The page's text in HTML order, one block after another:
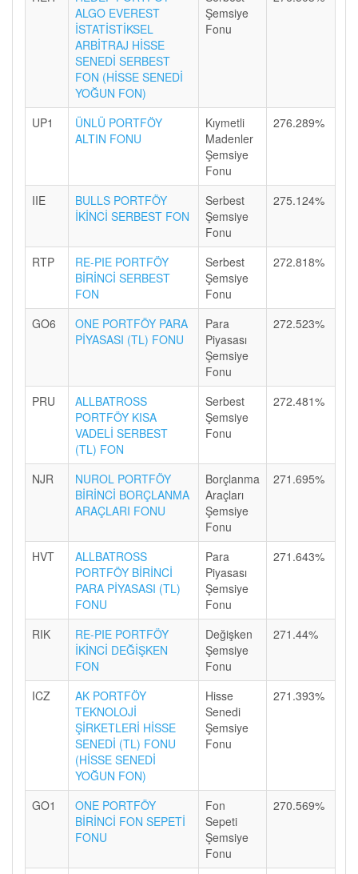
ALGO EVEREST
İSTATİSTİKSEL
ARBİTRAJ HİSSE
SENEDİ SERBEST
FON (HİSSE SENEDİ
YOĞUN FON)
Şemsiye
Fonu
UP1
ÜNLÜ PORTFÖY
ALTIN FONU
Kıymetli
Madenler
Şemsiye
Fonu
276.289%
IIE
BULLS PORTFÖY
İKİNCİ SERBEST FON
Serbest
Şemsiye
Fonu
275.124%
RTP
RE-PIE PORTFÖY
BİRİNCİ SERBEST
FON
Serbest
Şemsiye
Fonu
272.818%
GO6
ONE PORTFÖY PARA
PİYASASI (TL) FONU
Para
Piyasası
Şemsiye
Fonu
272.523%
PRU
ALLBATROSS
PORTFÖY KISA
VADELİ SERBEST
(TL) FON
Serbest
Şemsiye
Fonu
272.481%
NJR
NUROL PORTFÖY
BİRİNCİ BORÇLANMA
ARAÇLARI FONU
Borçlanma
Araçları
Şemsiye
Fonu
271.695%
HVT
ALLBATROSS
PORTFÖY BİRİNCİ
PARA PİYASASI (TL)
FONU
Para
Piyasası
Şemsiye
Fonu
271.643%
RIK
RE-PIE PORTFÖY
İKİNCİ DEĞİŞKEN
FON
Değişken
Şemsiye
Fonu
271.44%
ICZ
AK PORTFÖY
TEKNOLOJİ
ŞİRKETLERİ HİSSE
SENEDİ (TL) FONU
(HİSSE SENEDİ
YOĞUN FON)
Hisse
Senedi
Şemsiye
Fonu
271.393%
GO1
ONE PORTFÖY
BİRİNCİ FON SEPETİ
FONU
Fon
Sepeti
Şemsiye
Fonu
270.569%